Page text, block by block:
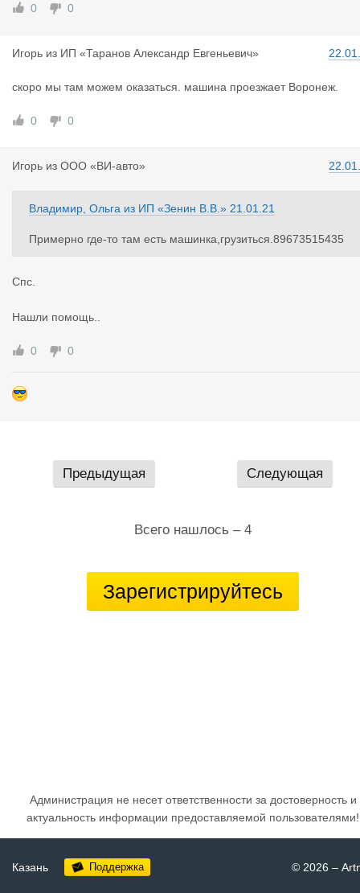
0 0
Игорь из ИП «Таранов Александр Евгеньевич»
скоро мы там можем оказаться. машина проезжает Воронеж.
0 0
Игорь из ООО «ВИ-авто»
Владимир, Ольга из ИП «Зенин В.В.» 21.01.21
Примерно где-то там есть машинка,грузиться.89673515435
Спс.
Нашли помощь..
0 0
Предыдущая Следующая
Всего нашлось – 4
Зарегистрируйтесь
Администрация не несет ответственности за достоверность и
актуальность информации предоставляемой пользователями!
Казань Поддержка © 2026 –